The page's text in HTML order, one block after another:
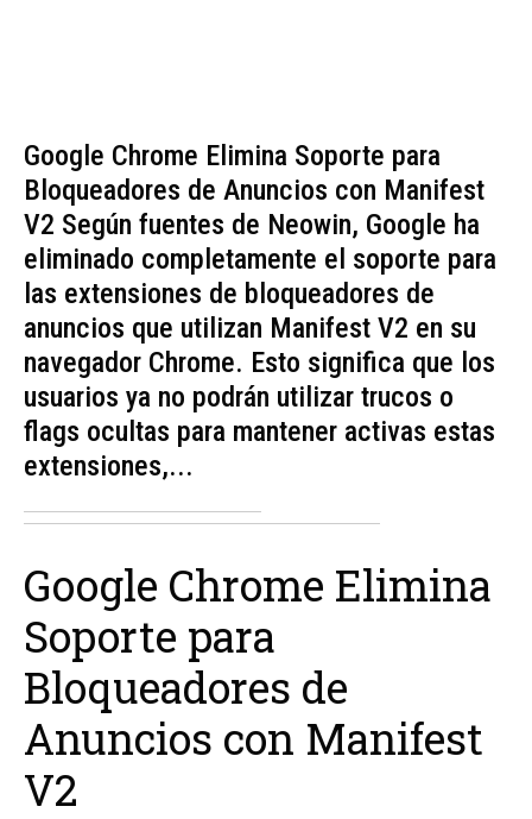
Google Chrome Elimina Soporte para
Bloqueadores de Anuncios con Manifest
V2 Según fuentes de Neowin, Google ha
eliminado completamente el soporte para
las extensiones de bloqueadores de
anuncios que utilizan Manifest V2 en su
navegador Chrome. Esto significa que los
usuarios ya no podrán utilizar trucos o
flags ocultas para mantener activas estas
extensiones,...
Google Chrome Elimina
Soporte para
Bloqueadores de
Anuncios con Manifest
V2